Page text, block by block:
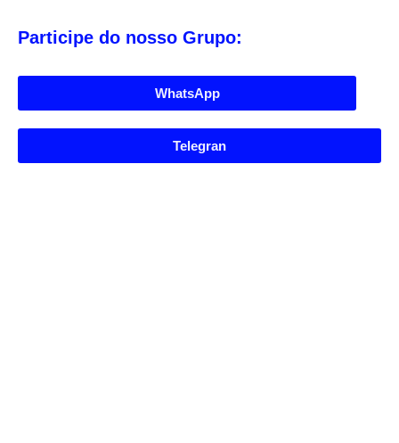
Participe do nosso Grupo:
WhatsApp
Telegran